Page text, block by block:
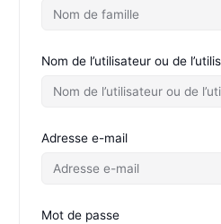
Nom de l’utilisateur ou de
Adresse e-mail
Mot de passe